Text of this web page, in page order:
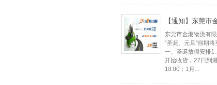
【通知】东莞
东莞市金港物流有
“圣诞、元旦”假期
一、圣诞放假安排
开始收货，27日到
18:00；1月...